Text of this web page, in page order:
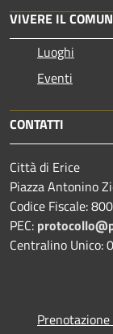
VIVERE IL
Luoghi
Eventi
CONTATTI
Città di Erice
Piazza Antonino
Codice Fiscale:
PEC:
Centralino Unico: